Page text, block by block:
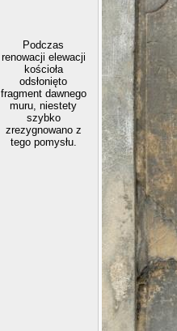
Podczas
renowacji elewacji
kościoła
odsłonięto
fragment dawnego
muru, niestety
szybko
zrezygnowano z
tego pomysłu.